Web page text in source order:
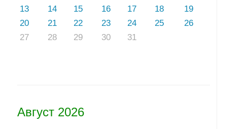
13
14 15 16 17 18
19
20
21 22 23 24 25
26
27
28 29 30 31
Август 2026